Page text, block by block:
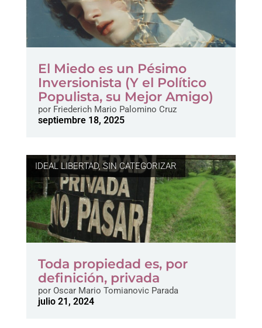
El Miedo es un Pésimo
Inversionista (Y el Político
Populista, su Mejor Amigo)
porFriederich Mario Palomino Cruz
septiembre 18, 2025
IDEAL LIBERTAD,SIN CATEGORIZAR
Toda propiedad es, por
definición, privada
porOscar Mario Tomianovic Parada
julio 21, 2024